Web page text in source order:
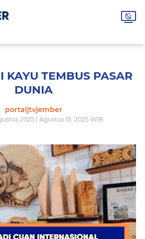
KAYU TEMBUS PASAR
DUNIA
portaljtvjember
2025 | Agustus 15, 2025 WIB